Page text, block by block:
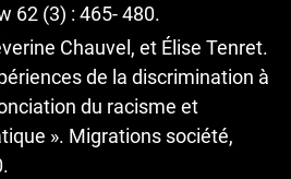
62 (3) : 465- 480.
Chauvel, et Élise Tenret.
de la discrimination à
du racisme et
». Migrations société,